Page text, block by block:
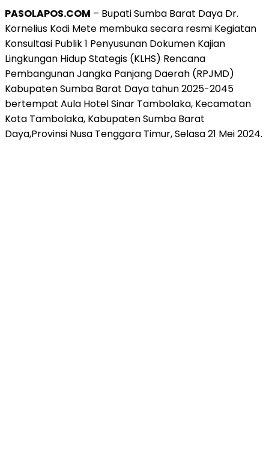
PASOLAPOS.COM – Bupati Sumba Barat Daya Dr.
Kornelius Kodi Mete membuka secara resmi Kegiatan
Konsultasi Publik 1 Penyusunan Dokumen Kajian
Lingkungan Hidup Stategis (KLHS) Rencana
Pembangunan Jangka Panjang Daerah (RPJMD)
Kabupaten Sumba Barat Daya tahun 2025-2045
bertempat Aula Hotel Sinar Tambolaka, Kecamatan
Kota Tambolaka, Kabupaten Sumba Barat
Daya,Provinsi Nusa Tenggara Timur, Selasa 21 Mei 2024.